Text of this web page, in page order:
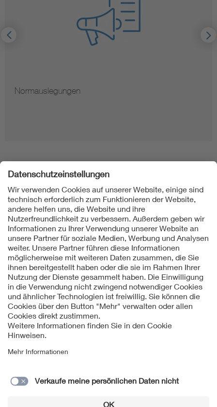
Normauslegungen
Folgen Sie uns
Kontakt
Impressum
Datenschutzinformationen
Cookie Hinweise
Compliance
Jahresarchiv